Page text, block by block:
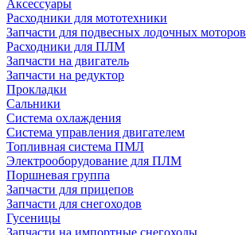
Аксессуары
Расходники для мототехники
Запчасти для подвесных лодочных моторов
Расходники для ПЛМ
Запчасти на двигатель
Запчасти на редуктор
Прокладки
Сальники
Система охлаждения
Система управления двигателем
Топливная система ПМЛ
Электрооборудование для ПЛМ
Поршневая группа
Запчасти для прицепов
Запчасти для снегоходов
Гусеницы
Запчасти на импортные снегоходы